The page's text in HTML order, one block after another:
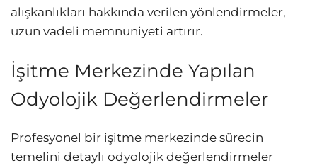
alışkanlıkları hakkında verilen yönlendirmeler,
uzun vadeli memnuniyeti artırır.
İşitme Merkezinde Yapılan
Odyolojik Değerlendirmeler
Profesyonel bir işitme merkezinde sürecin
temelini detaylı odyolojik değerlendirmeler